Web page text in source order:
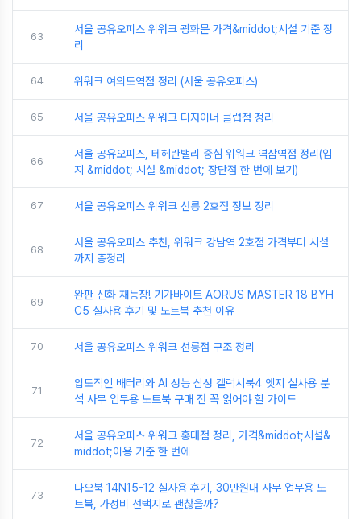
63
서울 공유오피스 위워크 광화문 가격&middot;시설 기준 정
리
64 위워크 여의도역점 정리 (서울 공유오피스)
65 서울 공유오피스 위워크 디자이너 클럽점 정리
66
서울 공유오피스, 테헤란밸리 중심 위워크 역삼역점 정리(입
지 &middot; 시설 &middot; 장단점 한 번에 보기)
67 서울 공유오피스 위워크 선릉 2호점 정보 정리
68
서울 공유오피스 추천, 위워크 강남역 2호점 가격부터 시설
까지 총정리
69
완판 신화 재등장! 기가바이트 AORUS MASTER 18 BYH
C5 실사용 후기 및 노트북 추천 이유
70 서울 공유오피스 위워크 선릉점 구조 정리
71
압도적인 배터리와 AI 성능 삼성 갤럭시북4 엣지 실사용 분
석 사무 업무용 노트북 구매 전 꼭 읽어야 할 가이드
72
서울 공유오피스 위워크 홍대점 정리, 가격&middot;시설&
middot;이용 기준 한 번에
73
다오북 14N15-12 실사용 후기, 30만원대 사무 업무용 노
트북, 가성비 선택지로 괜찮을까?